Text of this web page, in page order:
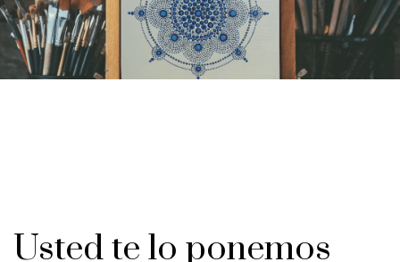
Usted te lo ponemos